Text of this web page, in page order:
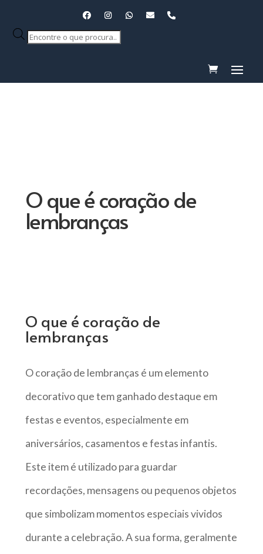
Pesquisar
O que é coração de
lembranças
O que é coração de
lembranças
O coração de lembranças é um elemento
decorativo que tem ganhado destaque em
festas e eventos, especialmente em
aniversários, casamentos e festas infantis.
Este item é utilizado para guardar
recordações, mensagens ou pequenos objetos
que simbolizam momentos especiais vividos
durante a celebração. A sua forma, geralmente